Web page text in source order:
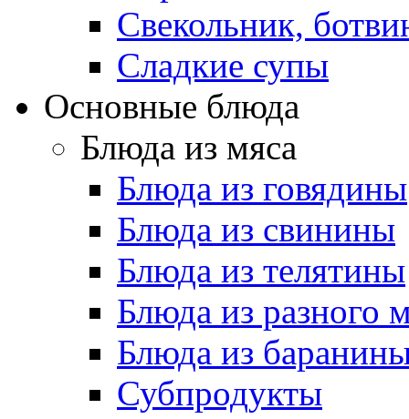
Свекольник,
Cладкие супы
Основные блюда
Блюда из мяса
Блюда из говядины
Блюда из свинины
Блюда из телятины
Блюда из разного
Блюда из
Субпродукты